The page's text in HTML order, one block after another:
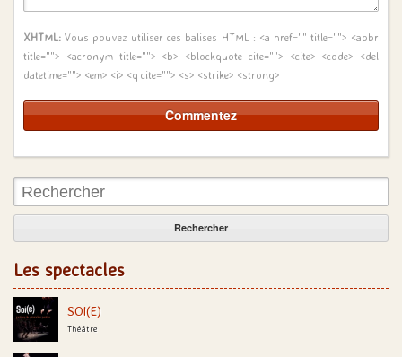
XHTML: Vous pouvez utiliser ces balises HTML : <a href="" title=""> <abbr
title=""> <acronym title=""> <b> <blockquote cite=""> <cite> <code> <del
datetime=""> <em> <i> <q cite=""> <s> <strike> <strong>
Rechercher:
Les spectacles
SOI(E)
Théâtre